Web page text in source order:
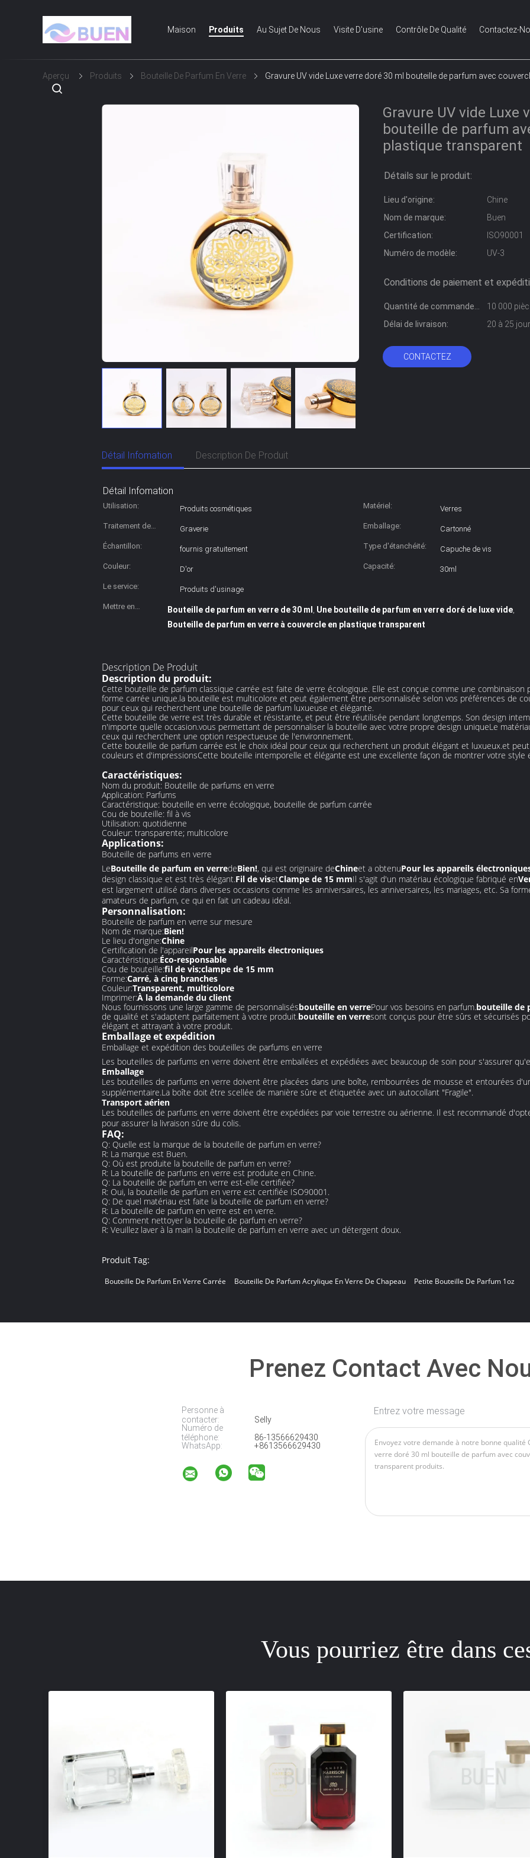
Maison Produits Au Sujet De Nous Visite D'usine Contrôle De Qualité Contactez-
Aperçu Produits Bouteille De Parfum En Verre Gravure UV vide Luxe verre doré 30 ml bouteille de parfum avec
Gravure UV vide Luxe
bouteille de parfum
plastique transparent
Détails sur le produit:
Lieu d'origine:
Chine
Nom de marque:
Buen
Certification:
ISO90001
Numéro de modèle:
UV-3
Conditions de paiement et
Quantité de commande
min:
10 000
Délai de livraison:
20 à 25
CONTACTEZ
Détail Infomation Description De Produit
Détail Infomation
Utilisation: Produits cosmétiques Matériel:
Verres
Traitement de
surface:
Graverie Emballage:
Cartonné
Échantillon:
fournis gratuitement Type d'étanchéité:
Capuche de vis
Couleur:
D'or Capacité:
30ml
Le service:
Produits d'usinage
Mettre en
Bouteille de parfum en verre de 30 ml , Une bouteille de parfum en verre doré de luxe vide,
Bouteille de parfum en verre à couvercle en plastique transparent
Description De Produit
Description du produit:
Cette bouteille de parfum classique carrée est faite de verre écologique. Elle est conçue comme une combinaison
forme carrée unique.la bouteille est multicolore et peut également être personnalisée selon vos préférences de
pour ceux qui recherchent une bouteille de parfum luxueuse et élégante.
Cette bouteille de verre est très durable et résistante, et peut être réutilisée pendant longtemps. Son design
n'importe quelle occasion.vous permettant de personnaliser la bouteille avec votre propre design uniqueLe
ceux qui recherchent une option respectueuse de l'environnement.
Cette bouteille de parfum carrée est le choix idéal pour ceux qui recherchent un produit élégant et luxueux.et
couleurs et d'impressionsCette bouteille intemporelle et élégante est une excellente façon de montrer votre style
Caractéristiques:
Nom du produit: Bouteille de parfums en verre
Application: Parfums
Caractéristique: bouteille en verre écologique, bouteille de parfum carrée
Cou de bouteille: fil à vis
Utilisation: quotidienne
Couleur: transparente; multicolore
Applications:
Bouteille de parfums en verre
LeBouteille de parfum en verredeBien!, qui est originaire deChineet a obtenuPour les appareils
design classique et est très élégant.Fil de visetClampe de 15 mmIl s'agit d'un matériau écologique fabriqué en
est largement utilisé dans diverses occasions comme les anniversaires, les anniversaires, les mariages, etc. Sa
amateurs de parfum, ce qui en fait un cadeau idéal.
Personnalisation:
Bouteille de parfum en verre sur mesure
Nom de marque:Bien!
Le lieu d'origine:Chine
Certification de l'appareilPour les appareils électroniques
Caractéristique:Éco-responsable
Cou de bouteille:fil de vis;clampe de 15 mm
Forme:Carré, à cinq branches
Couleur:Transparent, multicolore
Imprimer:À la demande du client
Nous fournissons une large gamme de personnalisésbouteille en verrePour vos besoins en parfum.bouteille de
de qualité et s'adaptent parfaitement à votre produit.bouteille en verresont conçus pour être sûrs et sécurisés
élégant et attrayant à votre produit.
Emballage et expédition
Emballage et expédition des bouteilles de parfums en verre
Les bouteilles de parfums en verre doivent être emballées et expédiées avec beaucoup de soin pour s'assurer
Emballage
Les bouteilles de parfums en verre doivent être placées dans une boîte, rembourrées de mousse et entourées
supplémentaire.La boîte doit être scellée de manière sûre et étiquetée avec un autocollant "Fragile".
Transport aérien
Les bouteilles de parfums en verre doivent être expédiées par voie terrestre ou aérienne. Il est recommandé
pour assurer la livraison sûre du colis.
FAQ:
Q: Quelle est la marque de la bouteille de parfum en verre?
R: La marque est Buen.
Q: Où est produite la bouteille de parfum en verre?
R: La bouteille de parfums en verre est produite en Chine.
Q: La bouteille de parfum en verre est-elle certifiée?
R: Oui, la bouteille de parfum en verre est certifiée ISO90001.
Q: De quel matériau est faite la bouteille de parfum en verre?
R: La bouteille de parfum en verre est en verre.
Q: Comment nettoyer la bouteille de parfum en verre?
R: Veuillez laver à la main la bouteille de parfum en verre avec un détergent doux.
Produit Tag:
Bouteille De Parfum En Verre Carrée Bouteille De Parfum Acrylique En Verre De Chapeau Petite Bouteille De Parfum 1oz
Prenez Contact Avec
Personne à
contacter:
Selly
Numéro de
téléphone:
86-13566629430
WhatsApp:
+8613566629430
Entrez votre message
Vous pourriez être dans